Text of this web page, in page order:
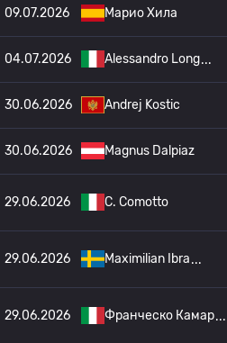
09.07.2026 Марио Хила
04.07.2026 Alessandro Long
30.06.2026 Andrej Kostic
30.06.2026 Magnus Dalpiaz
29.06.2026 C. Comotto
29.06.2026 Maximilian Ibra
29.06.2026 Франческо Камар